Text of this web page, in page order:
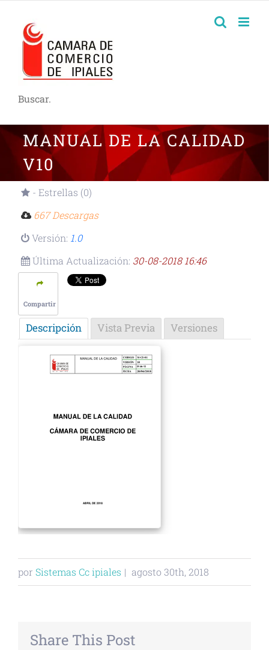
Buscar.
MANUAL DE LA CALIDAD
V10
- Estrellas (0)
667 Descargas
Versión: 1.0
Última Actualización: 30-08-2018 16:46
Compartir
Descripción Vista Previa Versiones
por Sistemas Cc ipiales | agosto 30th, 2018
Share This Post